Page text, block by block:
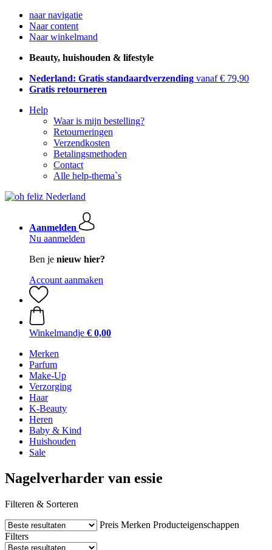
naar navigatie
Naar content
Naar winkelmand
Beauty, huishouden & lifestyle
Nederland: Gratis standaardverzending vanaf € 79,90
Gratis retourneren
Help
Waar is mijn bestelling?
Retourneringen
Verzendkosten
Betalingsmethoden
Contact
Alle help-thema`s
Aanmelden
Nu aanmelden
Ben je nieuw hier?
Account aanmaken
Winkelmandje € 0,00
Merken
Parfum
Make-Up
Verzorging
Haar
K-Beauty
Heren
Baby & Kind
Huishouden
Sale
Nagelverharder van essie
Filteren & Sorteren
Preis Merken Producteigenschappen
Filters